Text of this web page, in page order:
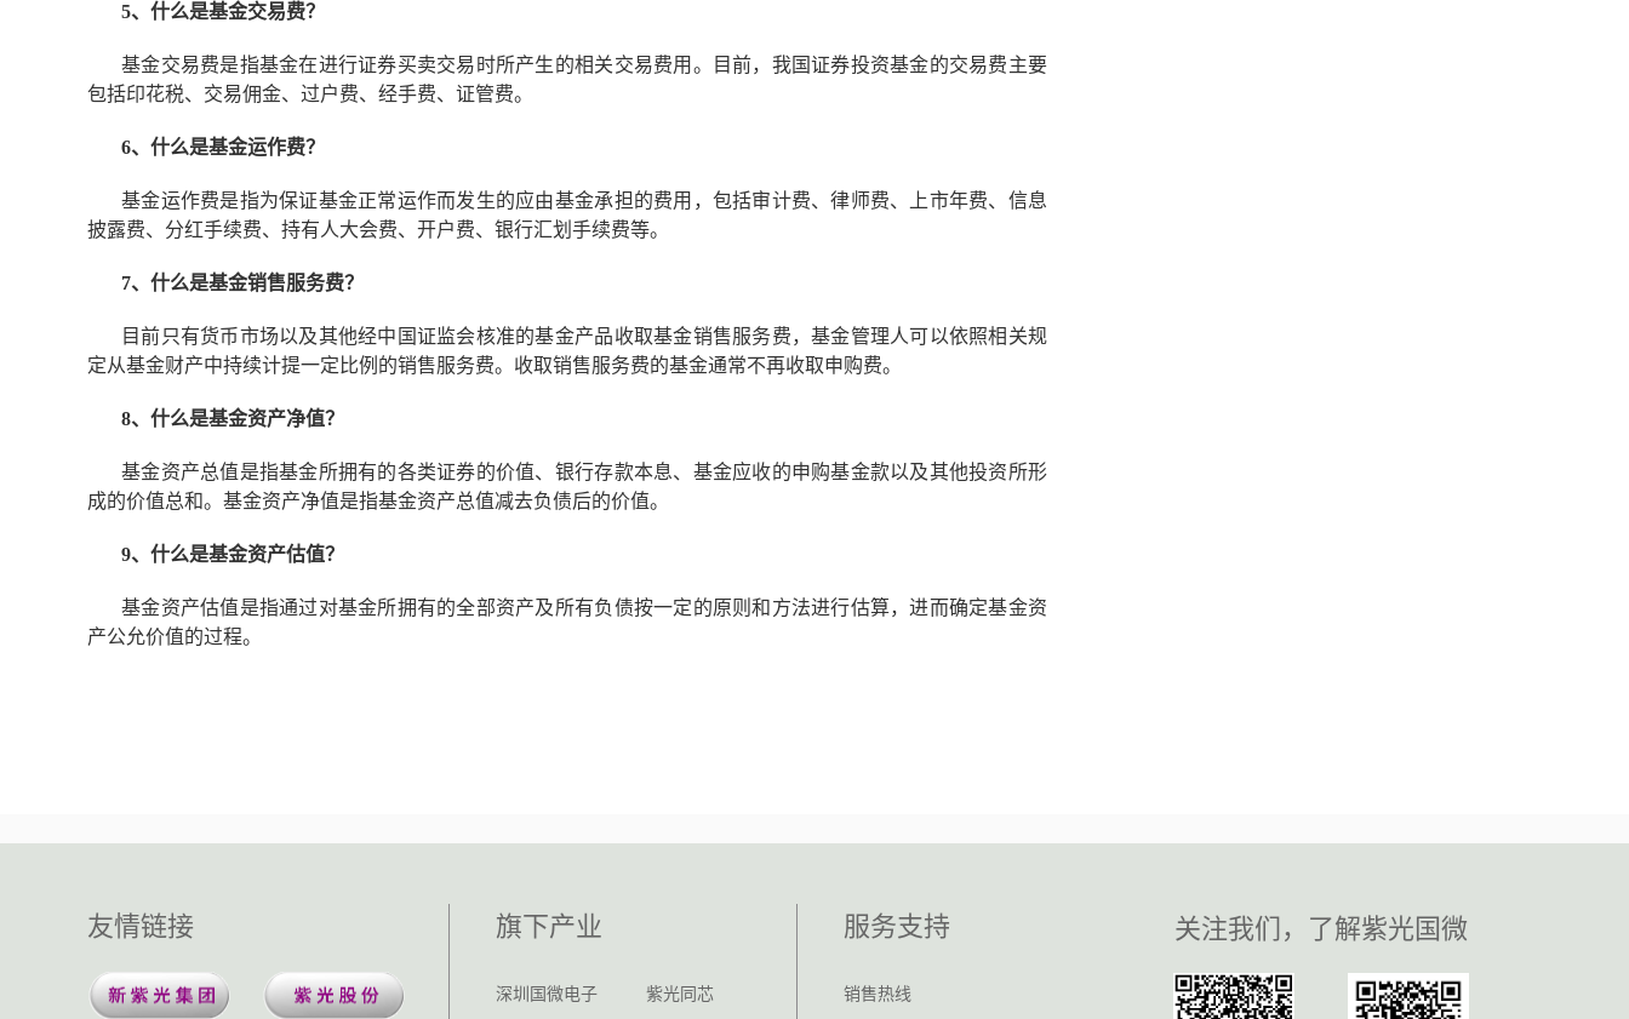
5、什么是基金交易费？
基金交易费是指基金在进行证券买卖交易时所产生的相关交易费用。目前，我国证券投资基金的交易费主要
包括印花税、交易佣金、过户费、经手费、证管费。
6、什么是基金运作费？
基金运作费是指为保证基金正常运作而发生的应由基金承担的费用，包括审计费、律师费、上市年费、信息
披露费、分红手续费、持有人大会费、开户费、银行汇划手续费等。
7、什么是基金销售服务费？
目前只有货币市场以及其他经中国证监会核准的基金产品收取基金销售服务费，基金管理人可以依照相关规
定从基金财产中持续计提一定比例的销售服务费。收取销售服务费的基金通常不再收取申购费。
8、什么是基金资产净值？
基金资产总值是指基金所拥有的各类证券的价值、银行存款本息、基金应收的申购基金款以及其他投资所形
成的价值总和。基金资产净值是指基金资产总值减去负债后的价值。
9、什么是基金资产估值？
基金资产估值是指通过对基金所拥有的全部资产及所有负债按一定的原则和方法进行估算，进而确定基金资
产公允价值的过程。
友情链接 旗下产业
深圳国微电子 紫光同芯
服务支持
销售热线
关注我们，了解紫光国微